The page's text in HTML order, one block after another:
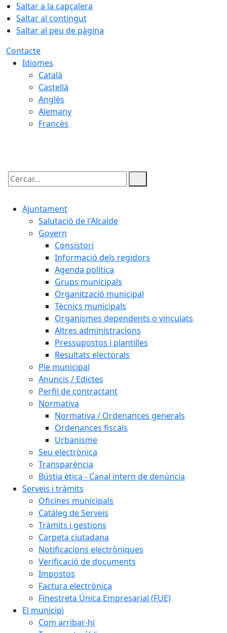
Saltar a la capçalera
Saltar al contingut
Saltar al peu de pàgina
Contacte
Idiomes
Català
Castellà
Anglès
Alemany
Francès
Cercar:
Ajuntament
Salutació de l'Alcalde
Govern
Consistori
Informació dels regidors
Agenda política
Grups municipals
Organització municipal
Tècnics municipals
Organismes dependents o vinculats
Altres administracions
Pressupostos i plantilles
Resultats electorals
Ple municipal
Anuncis / Edictes
Perfil de contractant
Normativa
Normativa / Ordenances generals
Ordenances fiscals
Urbanisme
Seu electrònica
Transparència
Bústia ètica - Canal intern de denúncia
Serveis i tràmits
Oficines municipals
Catàleg de Serveis
Tràmits i gestions
Carpeta ciutadana
Notificacions electròniques
Verificació de documents
Impostos
Factura electrònica
Finestreta Única Empresarial (FUE)
El municipi
Com arribar-hi